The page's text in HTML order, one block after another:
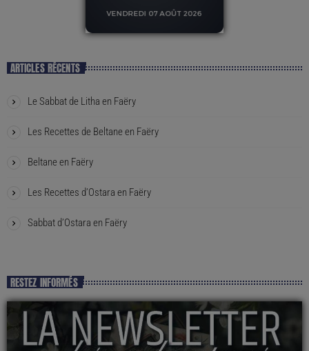
ARTICLES RÉCENTS
Le Sabbat de Litha en Faëry
Les Recettes de Beltane en Faëry
Beltane en Faëry
Les Recettes d’Ostara en Faëry
Sabbat d’Ostara en Faëry
RESTEZ INFORMÉS